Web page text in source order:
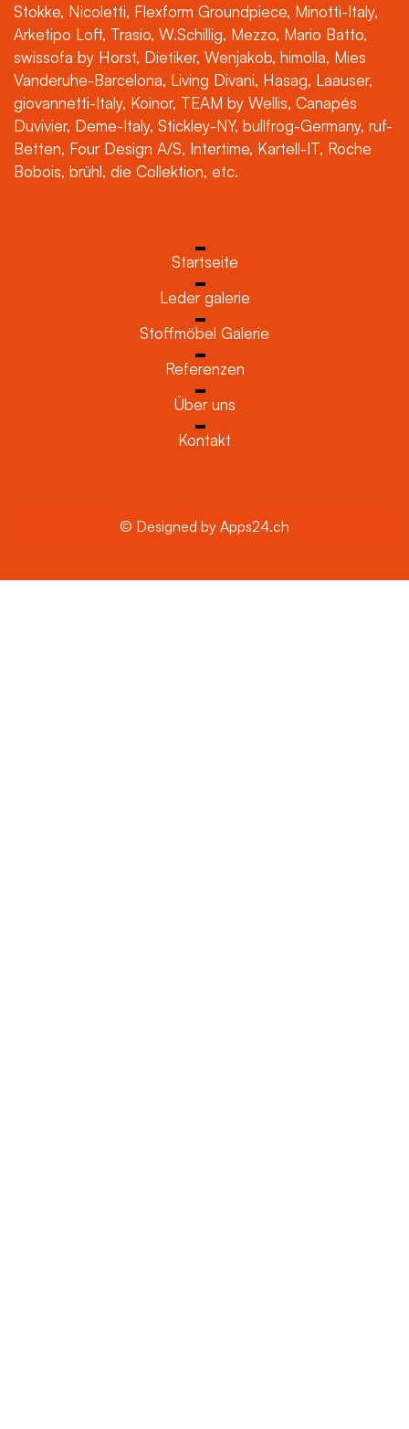
Stokke, Nicoletti, Flexform Groundpiece, Minotti-Italy,
Arketipo Loft, Trasio, W.Schillig, Mezzo, Mario Batto,
swissofa by Horst, Dietiker, Wenjakob, himolla, Mies
Vanderuhe-Barcelona, Living Divani, Hasag, Laauser,
giovannetti-Italy, Koinor, TEAM by Wellis, Canapés
Duvivier, Deme-Italy, Stickley-NY, bullfrog-Germany, ruf-
Betten, Four Design A/S, Intertime, Kartell-IT, Roche
Bobois, brühl, die Collektion, etc.
Startseite
Leder galerie
Stoffmöbel Galerie
Referenzen
Über uns
Kontakt
© Designed by Apps24.ch